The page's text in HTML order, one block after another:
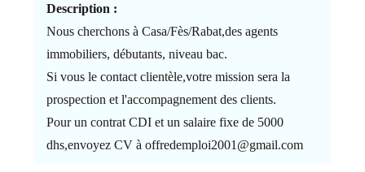
Description :
Nous cherchons à Casa/Fès/Rabat,des agents
immobiliers, débutants, niveau bac.
Si vous le contact clientèle,votre mission sera la
prospection et l'accompagnement des clients.
Pour un contrat CDI et un salaire fixe de 5000
dhs,envoyez CV à offredemploi2001@gmail.com